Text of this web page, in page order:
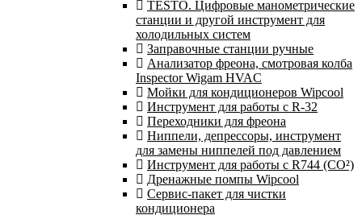
TESTO. Цифровые манометрические
станции и другой инструмент для
холодильных систем
Заправочные станции ручные
Анализатор фреона, смотровая колба
Inspector Wigam HVAC
Мойки для кондиционеров Wipcool
Инструмент для работы с R-32
Переходники для фреона
Ниппели, депрессоры, инструмент
для замены ниппелей под давлением
Инструмент для работы с R744 (CO²)
Дренажные помпы Wipcool
Сервис-пакет для чистки
кондиционера